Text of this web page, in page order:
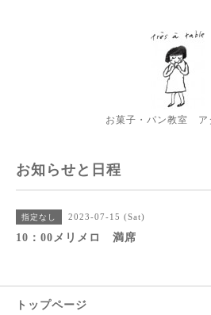
お菓子・パン教室 ア
お知らせと日程
指定なし 2023-07-15 (Sat)
10：00メリメロ 満席
トップページ